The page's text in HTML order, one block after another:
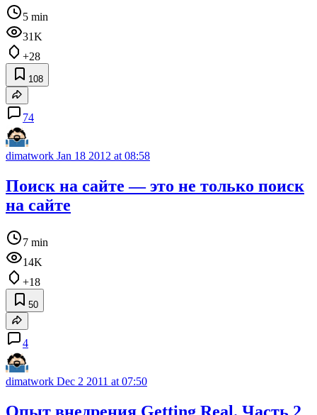
5 min
31K
+28
108
74
dimatwork Jan 18 2012 at 08:58
Поиск на сайте — это не только поиск
на сайте
7 min
14K
+18
50
4
dimatwork Dec 2 2011 at 07:50